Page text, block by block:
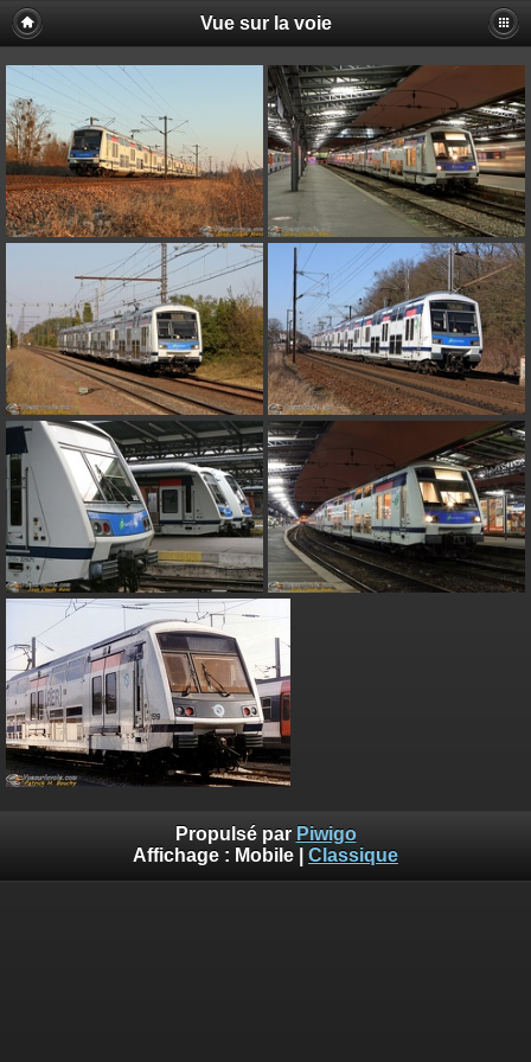
Vue sur la voie
Propulsé par Piwigo
Affichage : Mobile Classique